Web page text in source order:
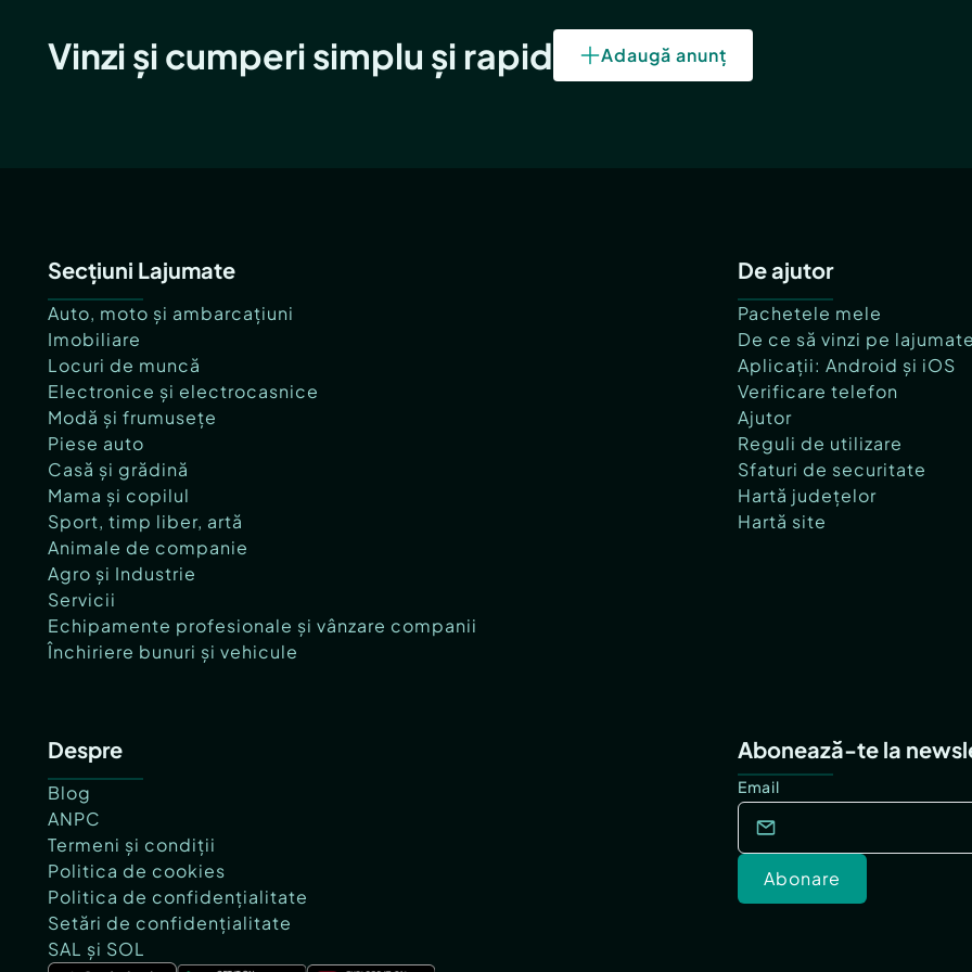
Vinzi și cumperi simplu și rapid Adaugă anunț
Secțiuni Lajumate
Auto, moto și ambarcațiuni
Imobiliare
Locuri de muncă
Electronice și electrocasnice
Modă și frumusețe
Piese auto
Casă și grădină
Mama și copilul
Sport, timp liber, artă
Animale de companie
Agro și Industrie
Servicii
Echipamente profesionale și vânzare companii
Închiriere bunuri și vehicule
De ajutor
Pachetele mele
De ce să vinzi pe
Aplicații: Android și iOS
Verificare telefon
Ajutor
Reguli de utilizare
Sfaturi de securitate
Hartă județelor
Hartă site
Despre
Blog
ANPC
Termeni și condiții
Politica de cookies
Politica de confidențialitate
Setări de confidențialitate
SAL și SOL
Abonează-te la
Email
Abonare